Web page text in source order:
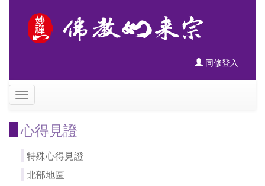
同修登入
心得見證
特殊心得見證
北部地區